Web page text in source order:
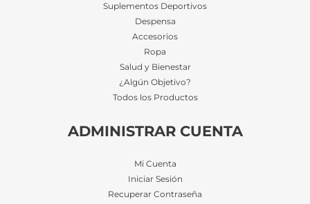
Suplementos Deportivos
Despensa
Accesorios
Ropa
Salud y Bienestar
¿Algún Objetivo?
Todos los Productos
ADMINISTRAR CUENTA
Mi Cuenta
Iniciar Sesión
Recuperar Contraseña